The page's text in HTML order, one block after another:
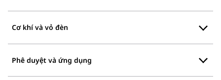
Cơ khí và vỏ đèn
Phê duyệt và ứng dụng